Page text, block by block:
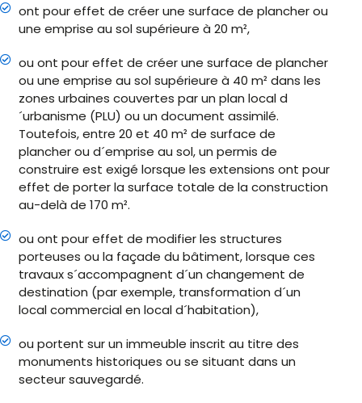
ont pour effet de créer une surface de plancher ou
une emprise au sol supérieure à 20 m²,
ou ont pour effet de créer une surface de plancher
ou une emprise au sol supérieure à 40 m² dans les
zones urbaines couvertes par un plan local d
´urbanisme (PLU) ou un document assimilé.
Toutefois, entre 20 et 40 m² de surface de
plancher ou d´emprise au sol, un permis de
construire est exigé lorsque les extensions ont pour
effet de porter la surface totale de la construction
au-delà de 170 m².
ou ont pour effet de modifier les structures
porteuses ou la façade du bâtiment, lorsque ces
travaux s´accompagnent d´un changement de
destination (par exemple, transformation d´un
local commercial en local d´habitation),
ou portent sur un immeuble inscrit au titre des
monuments historiques ou se situant dans un
secteur sauvegardé.